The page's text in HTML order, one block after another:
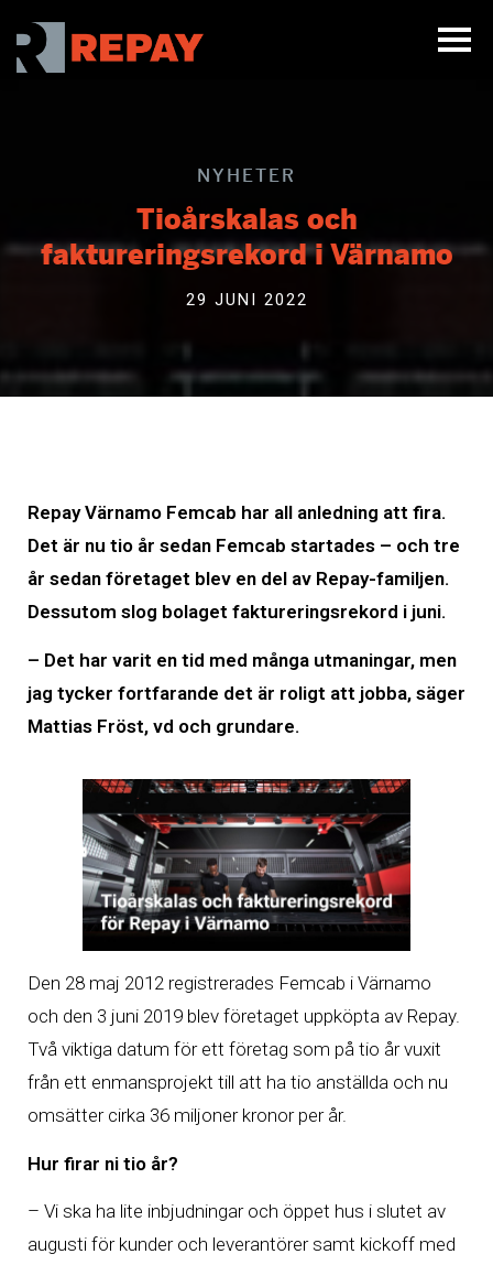
NYHETER
Tioårskalas och
faktureringsrekord i Värnamo
29 JUNI 2022
Repay Värnamo Femcab har all anledning att fira.
Det är nu tio år sedan Femcab startades – och tre
år sedan företaget blev en del av Repay-familjen.
Dessutom slog bolaget faktureringsrekord i juni.
– Det har varit en tid med många utmaningar, men
jag tycker fortfarande det är roligt att jobba, säger
Mattias Fröst, vd och grundare.
Den 28 maj 2012 registrerades Femcab i Värnamo
och den 3 juni 2019 blev företaget uppköpta av Repay.
Två viktiga datum för ett företag som på tio år vuxit
från ett enmansprojekt till att ha tio anställda och nu
omsätter cirka 36 miljoner kronor per år.
Hur firar ni tio år?
– Vi ska ha lite inbjudningar och öppet hus i slutet av
augusti för kunder och leverantörer samt kickoff med